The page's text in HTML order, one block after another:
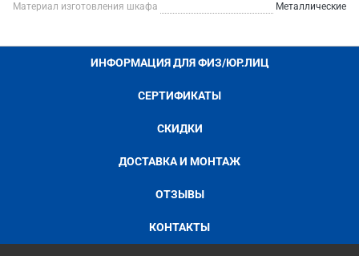
Материал изготовления шкафа
Металлические
ИНФОРМАЦИЯ ДЛЯ ФИЗ/ЮР.ЛИЦ
СЕРТИФИКАТЫ
СКИДКИ
ДОСТАВКА И МОНТАЖ
ОТЗЫВЫ
КОНТАКТЫ